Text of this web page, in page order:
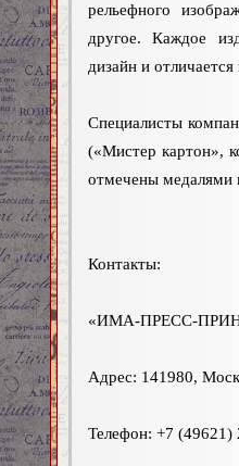
рельефного
другое. Каждое
дизайн и
Специалисты
(«Мистер картон»,
отмечены медалями
Контакты:
«ИМА-ПРЕСС-
Адрес: 141980,
Телефон: +7 (49621)